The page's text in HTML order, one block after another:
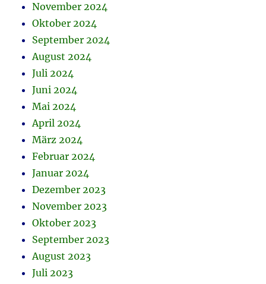
November 2024
Oktober 2024
September 2024
August 2024
Juli 2024
Juni 2024
Mai 2024
April 2024
März 2024
Februar 2024
Januar 2024
Dezember 2023
November 2023
Oktober 2023
September 2023
August 2023
Juli 2023